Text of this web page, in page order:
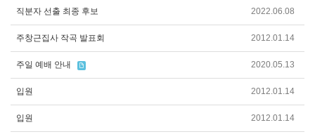
직분자 선출 최종 후보 2022.06.08
주창근집사 작곡 발표회 2012.01.14
주일 예배 안내 2020.05.13
입원 2012.01.14
입원 2012.01.14